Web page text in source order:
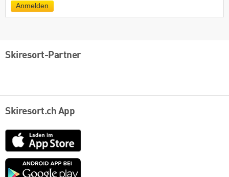
Anmelden
Skiresort-Partner
Skiresort.ch App
App
Store
Google